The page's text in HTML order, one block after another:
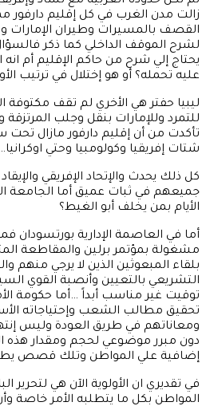
زالت مدن الغرب في كل إقليم دارفور
القصف بالمسيرات وطيران الإمارات
لشرح الموقف الداخلي كما ذكر
يحتاج إلي شرح من حاكم الإقليم أم
عليه تحمله؟ أو هو إختلال في ترتيب
ليبيا حفتر هي الأخري لم تقف مكتوفة
للتمرد وللإمارات بنقل وجلب المرتزقة
تأكدت من أن إقليم دارفور مازال
شتات إفريقيا وكولومبيا وحتي اوكرانيا…
كل ذلك يحدث والإتحاد الإفريقي
جميعهم في ثبات عميق أما الجامعة
الأيام بمن يخلف أبو الغيط؟
أما في العاصمة الإدارية بورتسودان
مشغولة بمؤتمر برلين والمقاطعة
بلقاء المبعوثين الذين لا يرجي منهم
التشريعي بالتعيين وأنصبة القوي
توقيت غير مناسب أبداً …أما حكومة
تحقيق مطالب الشعب وإحتياجاته
ومعاناتهم في طريق العودة وليس
دون مبرر موضوعي لحجم ومقدار هذه
إضافية علي المواطن وتلك قصص
في تقديري ان الأولوية الآن هي لتحرير
المواطن بكل ما يتطلبه الأمر خاصة